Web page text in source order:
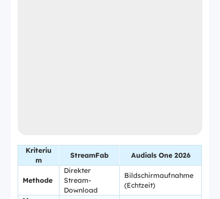
Kriteriu
m
StreamFab Audials One 2026
Methode
Direkter
Stream-
Download
Bildschirmaufnahme
(Echtzeit)